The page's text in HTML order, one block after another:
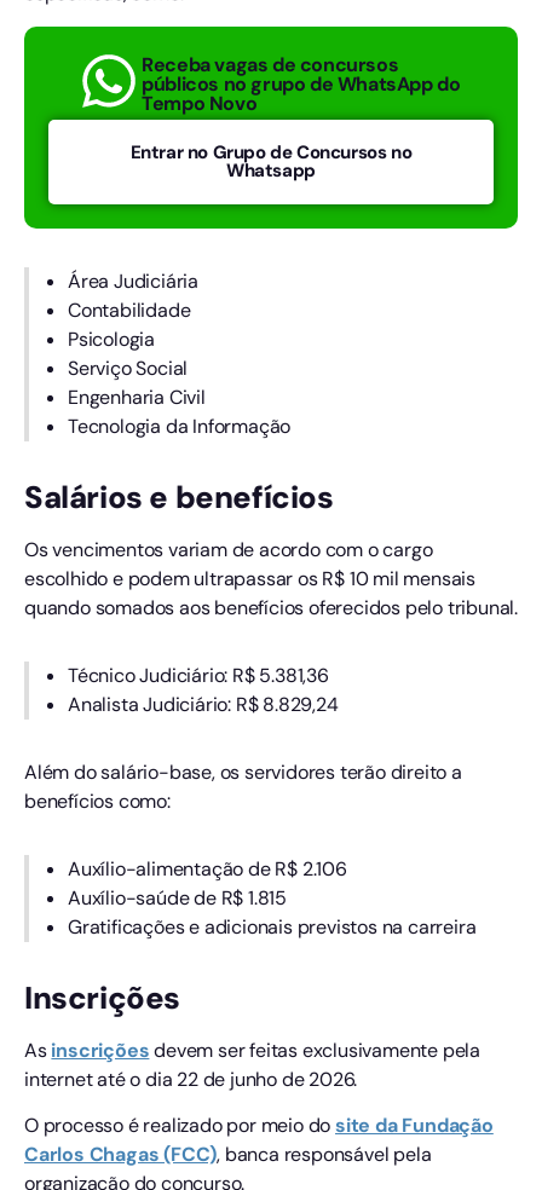
Receba vagas de concursos
públicos no grupo de WhatsApp do
Tempo Novo
Entrar no Grupo de Concursos no
Whatsapp
Área Judiciária
Contabilidade
Psicologia
Serviço Social
Engenharia Civil
Tecnologia da Informação
Salários e benefícios
Os vencimentos variam de acordo com o cargo
escolhido e podem ultrapassar os R$ 10 mil mensais
quando somados aos benefícios oferecidos pelo tribunal.
Técnico Judiciário: R$ 5.381,36
Analista Judiciário: R$ 8.829,24
Além do salário-base, os servidores terão direito a
benefícios como:
Auxílio-alimentação de R$ 2.106
Auxílio-saúde de R$ 1.815
Gratificações e adicionais previstos na carreira
Inscrições
Asinscriçõesdevem ser feitas exclusivamente pela
internet até o dia 22 de junho de 2026.
O processo é realizado por meio dosite da Fundação
Carlos Chagas (FCC), banca responsável pela
organização do concurso.